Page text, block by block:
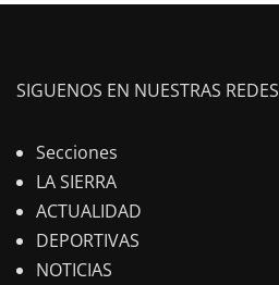
SIGUENOS EN NUESTRAS REDES
Secciones
LA SIERRA
ACTUALIDAD
DEPORTIVAS
NOTICIAS